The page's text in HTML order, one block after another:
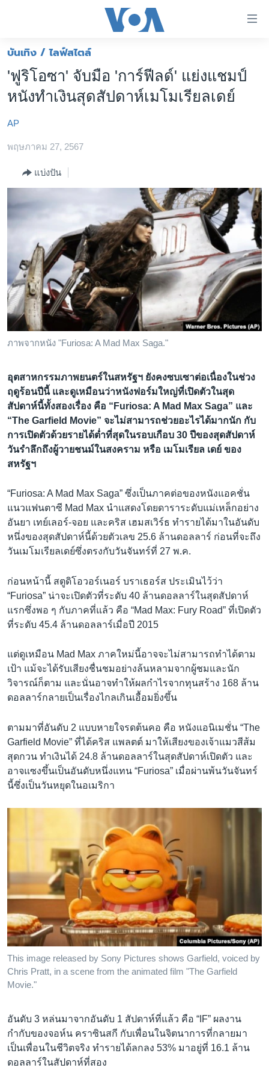
ต่อ
ข้าม
เนื้อหา
ข้าม
ไป
ข้าม
ไป
หน้าหลัก
โลก
เอเชีย
สหรัฐฯ
ไทย
ธุรกิจ
สังคมและสุขภาพ
ตรวจสอบข่าว
เรียนรู้ภาษาอังกฤษ
พอดคาสต์
ติดตามเรา
เลือกภาษา
บันเทิง / ไลฟ์สไตล์
'ฟูริโอซา' จับมือ 'การ์ฟีลด์' แย่งแชมป์
หนังทำเงินสุดสัปดาห์เมโมเรียลเดย์
AP
พฤษภาคม 27, 2567
แบ่งปัน
ภาพจากหนัง "Furiosa: A Mad Max Saga."
อุตสาหกรรมภาพยนตร์ในสหรัฐฯ ยังคงซบเซาต่อเนื่องในช่วง
ฤดูร้อนปีนี้ และดูเหมือนว่าหนังฟอร์มใหญ่ที่เปิดตัวในสุด
สัปดาห์นี้ทั้งสองเรื่อง คือ “Furiosa: A Mad Max Saga” และ
“The Garfield Movie” จะไม่สามารถช่วยอะไรได้มากนัก กับ
การเปิดตัวด้วยรายได้ต่ำที่สุดในรอบเกือบ 30 ปีของสุดสัปดาห์
วันรำลึกถึงผู้วายชนม์ในสงคราม หรือ เมโมเรียล เดย์ ของ
สหรัฐฯ
“Furiosa: A Mad Max Saga” ซึ่งเป็นภาคต่อของหนังแอคชั่น
แนวแฟนตาซี Mad Max นำแสดงโดยดาราระดับแม่เหล็กอย่าง
อันยา เทย์เลอร์-จอย และคริส เฮมสเวิร์ธ ทำรายได้มาในอันดับ
หนึ่งของสุดสัปดาห์นี้ด้วยตัวเลข 25.6 ล้านดอลลาร์ ก่อนที่จะถึง
วันเมโมเรียลเดย์ซึ่งตรงกับวันจันทร์ที่ 27 พ.ค.
ก่อนหน้านี้ สตูดิโอวอร์เนอร์ บราเธอร์ส ประเมินไว้ว่า
“Furiosa” น่าจะเปิดตัวที่ระดับ 40 ล้านดอลลาร์ในสุดสัปดาห์
แรกซึ่งพอ ๆ กับภาคที่แล้ว คือ “Mad Max: Fury Road” ที่เปิดตัว
ที่ระดับ 45.4 ล้านดอลลาร์เมื่อปี 2015
แต่ดูเหมือน Mad Max ภาคใหม่นี้อาจจะไม่สามารถทำได้ตาม
เป้า แม้จะได้รับเสียงชื่นชมอย่างล้นหลามจากผู้ชมและนัก
วิจารณ์ก็ตาม และนั่นอาจทำให้ผลกำไรจากทุนสร้าง 168 ล้าน
ดอลลาร์กลายเป็นเรื่องไกลเกินเอื้อมยิ่งขึ้น
ตามมาที่อันดับ 2 แบบหายใจรดต้นคอ คือ หนังแอนิเมชั่น “The
Garfield Movie” ที่ได้คริส แพลตต์ มาให้เสียงของเจ้าแมวสีส้ม
สุดกวน ทำเงินได้ 24.8 ล้านดอลลาร์ในสุดสัปดาห์เปิดตัว และ
อาจแซงขึ้นเป็นอันดับหนึ่งแทน “Furiosa” เมื่อผ่านพ้นวันจันทร์
นี้ซึ่งเป็นวันหยุดในอเมริกา
This image released by Sony Pictures shows Garfield, voiced by
Chris Pratt, in a scene from the animated film "The Garfield
Movie."
อันดับ 3 หล่นมาจากอันดับ 1 สัปดาห์ที่แล้ว คือ “IF” ผลงาน
กำกับของจอห์น คราซินสกี กับเพื่อนในจิตนาการที่กลายมา
เป็นเพื่อนในชีวิตจริง ทำรายได้ลกลง 53% มาอยู่ที่ 16.1 ล้าน
ดอลลาร์ในสัปดาห์ที่สอง